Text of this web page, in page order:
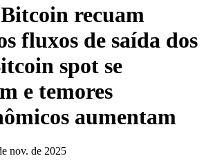
recuam
fluxos de saída dos
spot se
e temores
aumentam
nov. de 2025